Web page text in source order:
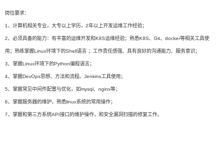
岗位要求：
1、计算机相关专业，大专以上学历，2年以上开发运维工作经验；
2、必须具备的能力：有丰富的运维开发和K8S运维经验；熟悉K8S、Git、docker等相关工具使
用；熟练掌握Linux环境下的Shell语言 ；工作责任感强、具有良好的沟通能力、服务意识；
3、掌握Linux环境下的Python编程语言；
4、掌握DevOps思想、方法和流程。Jenkins工具使用；
5、掌握常见中间件配置与优化，如mysql、nginx等；
6、掌握服务器的维护，熟悉linux系统的常用操作；
7、掌握和第三方系统API接口的维护操作，和安全漏洞扫描的修复工作。